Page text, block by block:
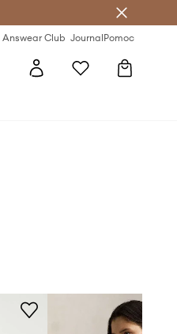
Answear Club JournalPomoc